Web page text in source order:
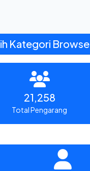
Kategori Browse
21,258
Total Pengarang